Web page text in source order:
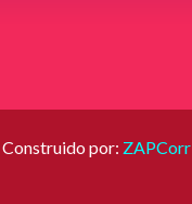
Construido por: ZAPCorr